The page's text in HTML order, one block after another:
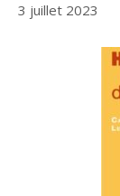
3 juillet 2023